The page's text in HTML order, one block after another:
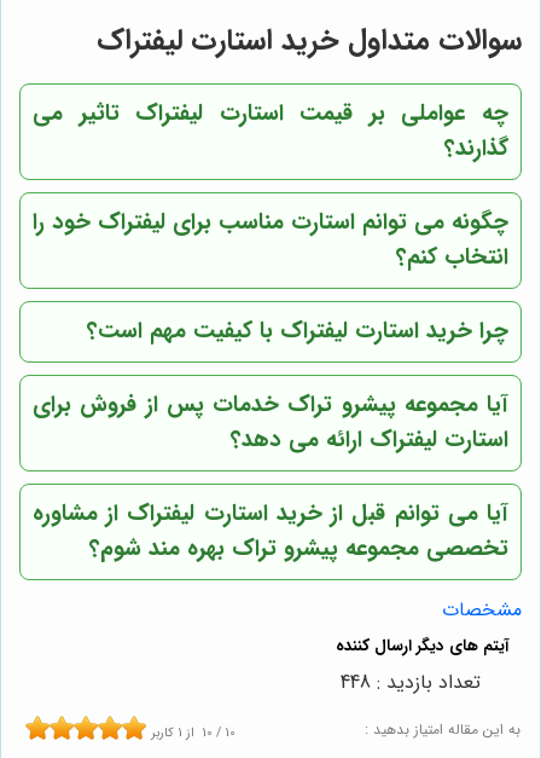
سوالات متداول خرید استارت لیفتراک
چه عواملی بر قیمت استارت لیفتراک تاثیر می
گذارند؟
چگونه می توانم استارت مناسب برای لیفتراک خود را
انتخاب کنم؟
چرا خرید استارت لیفتراک با کیفیت مهم است؟
آیا مجموعه پیشرو تراک خدمات پس از فروش برای
استارت لیفتراک ارائه می دهد؟
آیا می توانم قبل از خرید استارت لیفتراک از مشاوره
تخصصی مجموعه پیشرو تراک بهره مند شوم؟
مشخصات
به این مقاله امتیاز بدهید : 10 / 10 از 1 کاربر
تعداد بازدید : 448